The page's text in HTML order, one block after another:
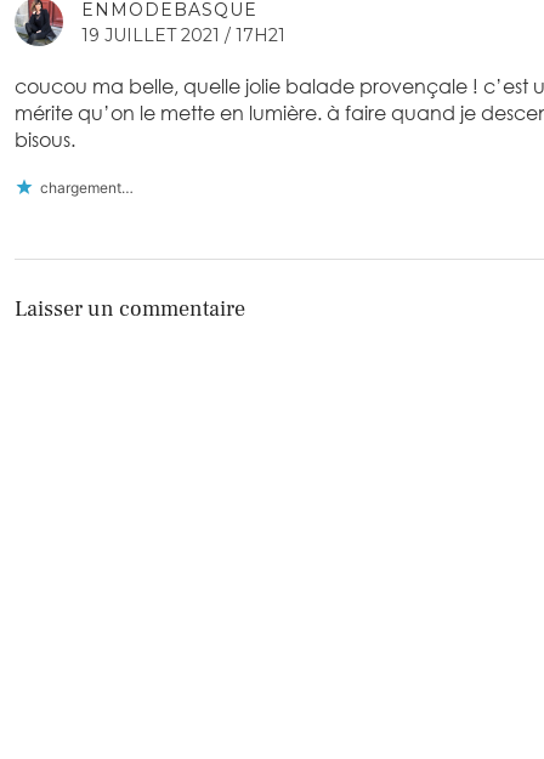
ENMODEBASQUE
19 JUILLET 2021 / 17H21
coucou ma belle, quelle jolie balade provençale ! c’est
mérite qu’on le mette en lumière. à faire quand je
bisous.
chargement…
Laisser un commentaire